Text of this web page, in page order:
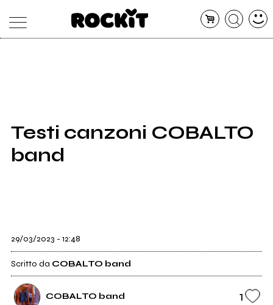
SHOP
RADIO
Testi canzoni COBALTO
band
29/03/2023 - 12:48
Scritto da COBALTO band
COBALTO band 1